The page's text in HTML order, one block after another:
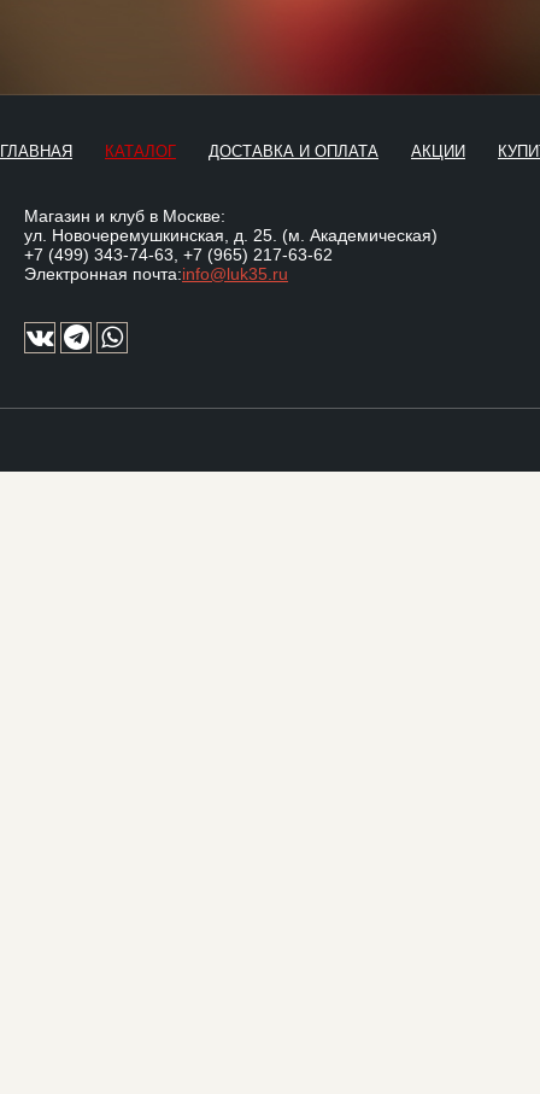
ГЛАВНАЯ КАТАЛОГ ДОСТАВКА И ОПЛАТА АКЦИИ
Магазин и клуб в Москве:
ул. Новочеремушкинская, д. 25. (м. Академическая)
+7 (499) 343-74-63 +7 (965) 217-63-62
Электронная почта:info@luk35.ru